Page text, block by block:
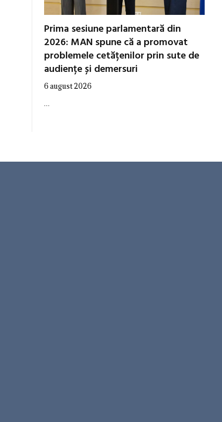
Prima sesiune parlamentară din
2026: MAN spune că a promovat
problemele cetățenilor prin sute de
audiențe și demersuri
6 august 2026
…